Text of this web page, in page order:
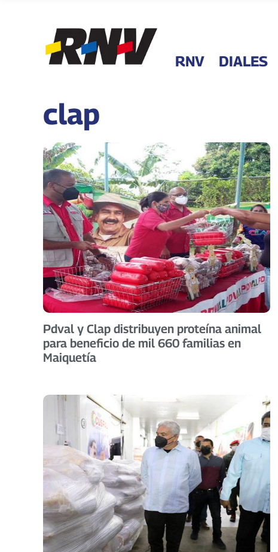
RNV DIALES
clap
Pdval y Clap distribuyen proteína animal
para beneficio de mil 660 familias en
Maiquetía